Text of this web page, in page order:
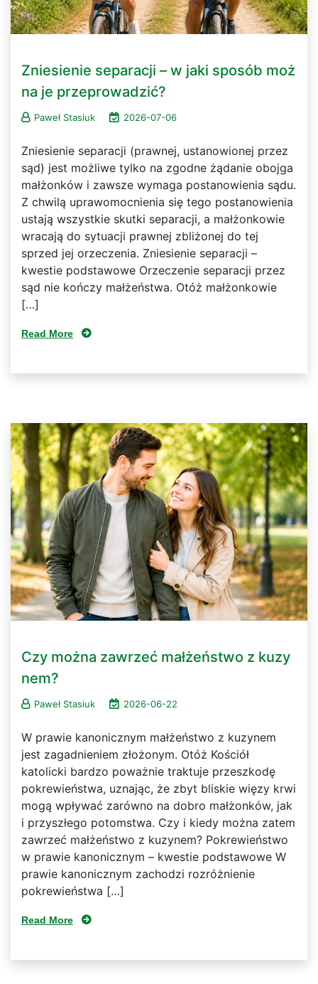
Zniesienie separacji – w jaki sposób moż
na je przeprowadzić?
Paweł Stasiuk 2026-07-06
Zniesienie separacji (prawnej, ustanowionej przez
sąd) jest możliwe tylko na zgodne żądanie obojga
małżonków i zawsze wymaga postanowienia sądu.
Z chwilą uprawomocnienia się tego postanowienia
ustają wszystkie skutki separacji, a małżonkowie
wracają do sytuacji prawnej zbliżonej do tej
sprzed jej orzeczenia. Zniesienie separacji –
kwestie podstawowe Orzeczenie separacji przez
sąd nie kończy małżeństwa. Otóż małżonkowie
[…]
Read More
Czy można zawrzeć małżeństwo z kuzy
nem?
Paweł Stasiuk 2026-06-22
W prawie kanonicznym małżeństwo z kuzynem
jest zagadnieniem złożonym. Otóż Kościół
katolicki bardzo poważnie traktuje przeszkodę
pokrewieństwa, uznając, że zbyt bliskie więzy krwi
mogą wpływać zarówno na dobro małżonków, jak
i przyszłego potomstwa. Czy i kiedy można zatem
zawrzeć małżeństwo z kuzynem? Pokrewieństwo
w prawie kanonicznym – kwestie podstawowe W
prawie kanonicznym zachodzi rozróżnienie
pokrewieństwa […]
Read More